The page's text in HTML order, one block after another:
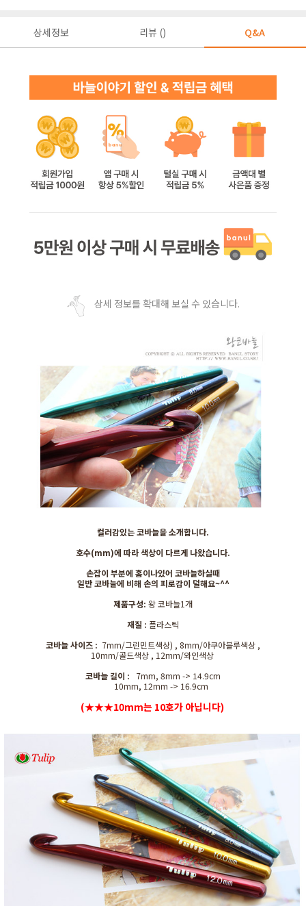
상세정보 리뷰 () Q&A
상세 정보를 확대해 보실 수 있습니다.
컬러감있는 코바늘을 소개합니다.
호수(mm)에 따라 색상이 다르게 나왔습니다.
손잡이 부분에 홈이나있어 코바늘하실때
일반 코바늘에 비해 손의 피로감이 덜해요~^^
제품구성: 왕 코바늘1개
재질 : 플라스틱
코바늘 사이즈 : 7mm/그린민트색상) , 8mm/아쿠아블루색상 ,
10mm/골드색상 , 12mm/와인색상
코바늘 길이 : 7mm, 8mm -> 14.9cm
10mm, 12mm -> 16.9cm
(★★★10mm는 10호가 아닙니다)